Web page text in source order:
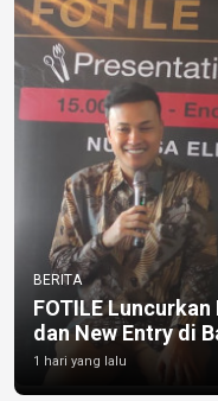
BERITA
FOTILE
dan New Entry di
1 hari yang lalu